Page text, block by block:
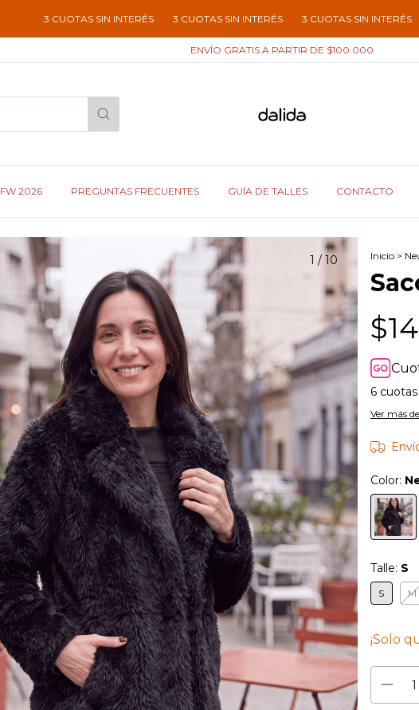
3 CUOTAS SIN INTERÉS 3 CUOTAS SIN INTERÉS 3 CUOTAS SIN INTERÉS 3
ENVÍO GRATIS A PARTIR DE $100.000
FW 2026 PREGUNTAS FRECUENTES GUÍA DE TALLES CONTACTO
1 / 10 Inicio >
6
Ver más
Color:
Talle: S
S M
¡Solo